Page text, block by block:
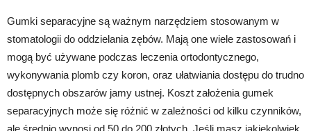
Gumki separacyjne są ważnym narzędziem stosowanym w
stomatologii do oddzielania zębów. Mają one wiele zastosowań i
mogą być używane podczas leczenia ortodontycznego,
wykonywania plomb czy koron, oraz ułatwiania dostępu do trudno
dostępnych obszarów jamy ustnej. Koszt założenia gumek
separacyjnych może się różnić w zależności od kilku czynników,